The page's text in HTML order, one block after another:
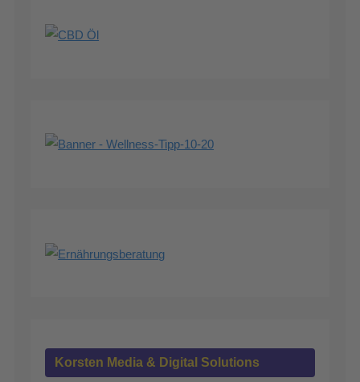
Korsten Media & Digital Solutions